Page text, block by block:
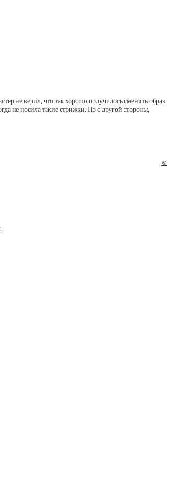
не верил, что так хорошо получилось сменить образ
не носила такие стрижки. Но с другой стороны,
©